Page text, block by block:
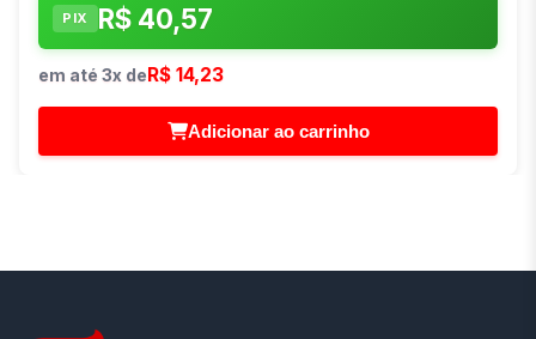
PIX R$ 40,57
em até 3x deR$ 14,23
Adicionar ao carrinho